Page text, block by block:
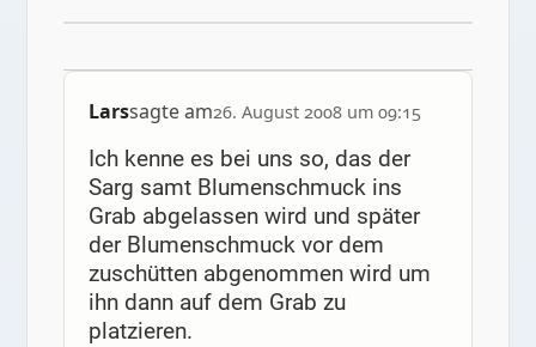
Larssagte am26. August 2008 um 09:15
Ich kenne es bei uns so, das der
Sarg samt Blumenschmuck ins
Grab abgelassen wird und später
der Blumenschmuck vor dem
zuschütten abgenommen wird um
ihn dann auf dem Grab zu
platzieren.